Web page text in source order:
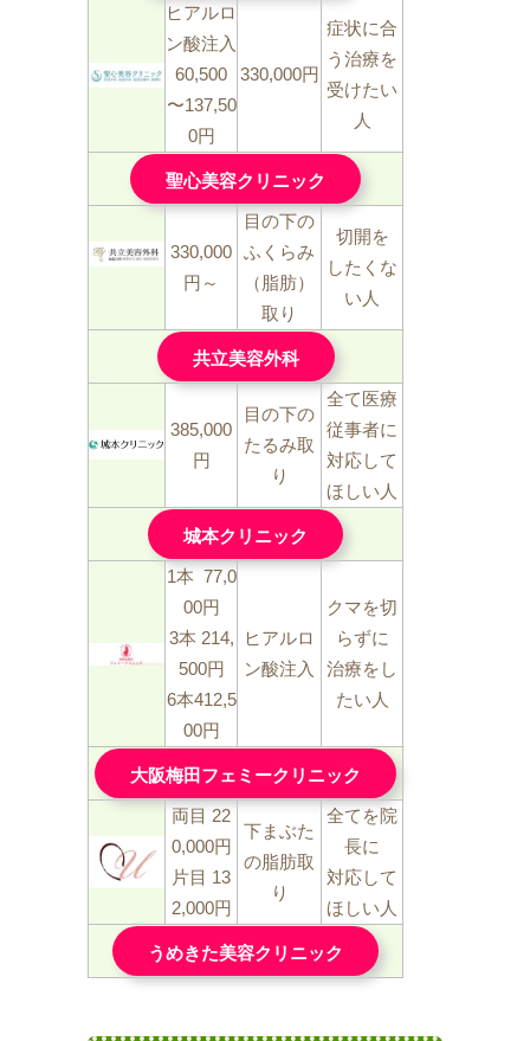
ヒアルロ
ン酸注入
60,500
〜137,50
0円
330,000円
症状に合
う治療を
受けたい
人
聖心美容クリニック
330,000
円～
目の下の
ふくらみ
（脂肪）
取り
切開を
したくな
い人
共立美容外科
385,000
円
目の下の
たるみ取
り
全て医療
従事者に
対応して
ほしい人
城本クリニック
1本 77,0
00円
3本 214,
500円
6本412,5
00円
ヒアルロ
ン酸注入
クマを切
らずに
治療をし
たい人
大阪梅田フェミークリニック
両目 22
0,000円
片目 13
2,000円
下まぶた
の脂肪取
り
全てを院
長に
対応して
ほしい人
うめきた美容クリニック